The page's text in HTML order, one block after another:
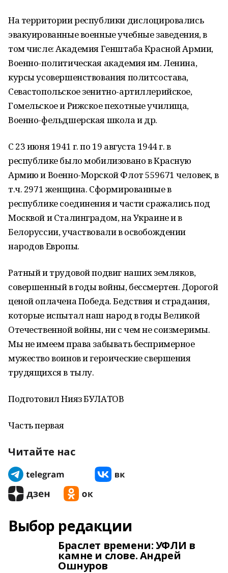
На территории республики дислоцировались
эвакуированные военные учебные заведения, в
том числе: Академия Генштаба Красной Армии,
Военно-политическая академия им. Ленина,
курсы усовершенствования политсостава,
Севастопольское зенитно-артиллерийское,
Гомельское и Рижское пехотные училища,
Военно-фельдшерская школа и др.
С 23 июня 1941 г. по 19 августа 1944 г. в
республике было мобилизовано в Красную
Армию и Военно-Морской Флот 559671 человек, в
т.ч. 2971 женщина. Сформированные в
республике соединения и части сражались под
Москвой и Сталинградом, на Украине и в
Белоруссии, участвовали в освобождении
народов Европы.
Ратный и трудовой подвиг наших земляков,
совершенный в годы войны, бессмертен. Дорогой
ценой оплачена Победа. Бедствия и страдания,
которые испытал наш народ в годы Великой
Отечественной войны, ни с чем не соизмеримы.
Мы не имеем права забывать беспримерное
мужество воинов и героические свершения
трудящихся в тылу.
Подготовил Нияз БУЛАТОВ
Часть первая
Читайте нас
Выбор редакции
Браслет времени: УФЛИ в
камне и слове. Андрей
Ошнуров